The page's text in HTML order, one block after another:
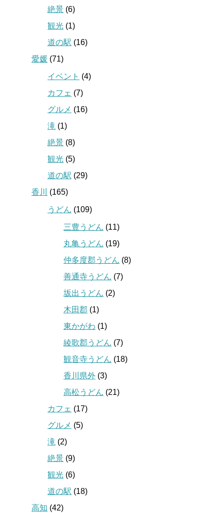
絶景 (6)
観光 (1)
道の駅 (16)
愛媛 (71)
イベント (4)
カフェ (7)
グルメ (16)
滝 (1)
絶景 (8)
観光 (5)
道の駅 (29)
香川
(165)
うどん (109)
三豊うどん (11)
丸亀うどん (19)
仲多度郡うどん (8)
善通寺うどん (7)
坂出うどん (2)
木田郡 (1)
東かがわ (1)
綾歌郡うどん (7)
観音寺うどん (18)
香川県外 (3)
高松うどん (21)
カフェ (17)
グルメ (5)
滝 (2)
絶景 (9)
観光 (6)
道の駅 (18)
高知 (42)